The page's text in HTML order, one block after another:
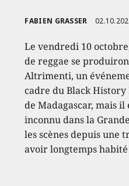
FABIEN GRASSER
Le vendredi 10
de reggae se
Altrimenti, un
cadre du Black
de Madagascar, mais il
inconnu dans la
les scènes depuis une
avoir longtemps habité